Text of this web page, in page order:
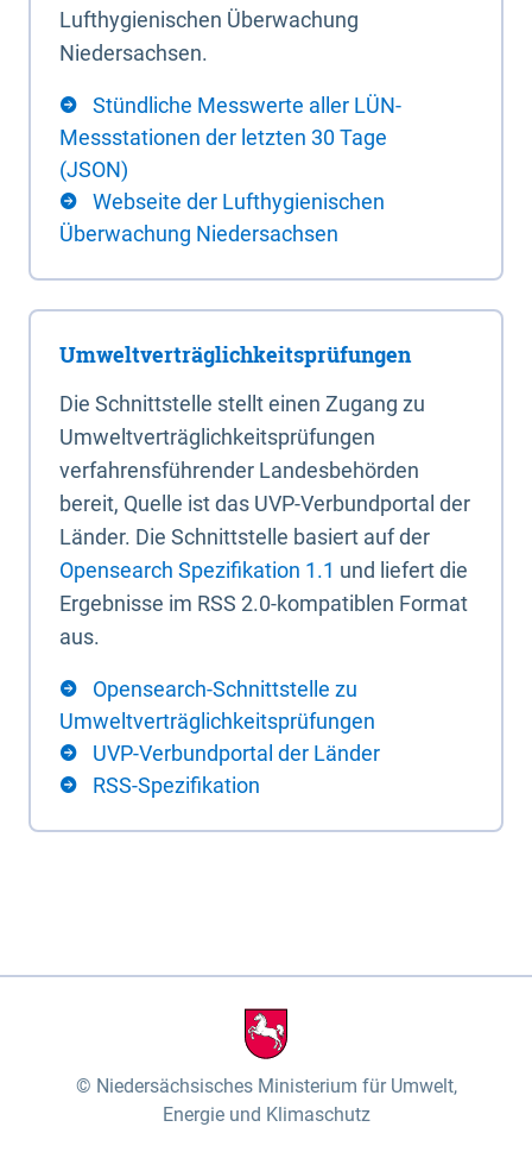
Lufthygienischen Überwachung
Niedersachsen.
Stündliche Messwerte aller LÜN-
Messstationen der letzten 30 Tage
(JSON)
Webseite der Lufthygienischen
Überwachung Niedersachsen
Umweltverträglichkeitsprüfungen
Die Schnittstelle stellt einen Zugang zu
Umweltverträglichkeitsprüfungen
verfahrensführender Landesbehörden
bereit, Quelle ist das UVP-Verbundportal der
Länder. Die Schnittstelle basiert auf der
Opensearch Spezifikation 1.1 und liefert die
Ergebnisse im RSS 2.0-kompatiblen Format
aus.
Opensearch-Schnittstelle zu
Umweltverträglichkeitsprüfungen
UVP-Verbundportal der Länder
RSS-Spezifikation
Niedersächsisches Ministerium für Umwelt,
Energie und Klimaschutz